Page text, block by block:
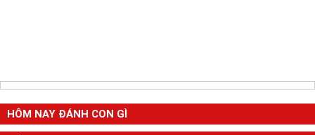
HÔM NAY ĐÁNH CON GÌ